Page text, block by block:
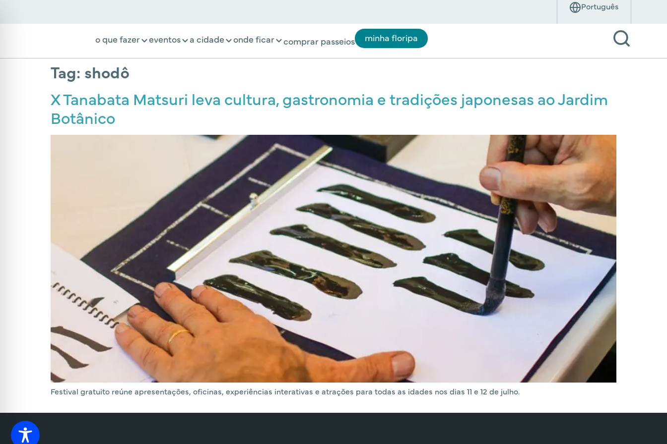
o que fazer eventos a cidade onde ficar comprar passeios minha floripa
Tag: shodô
X Tanabata Matsuri leva cultura, gastronomia e tradições japonesas ao Jardim
Botânico
Festival gratuito reúne apresentações, oficinas, experiências interativas e atrações para todas as idades nos dias 11 e 12 de julho.